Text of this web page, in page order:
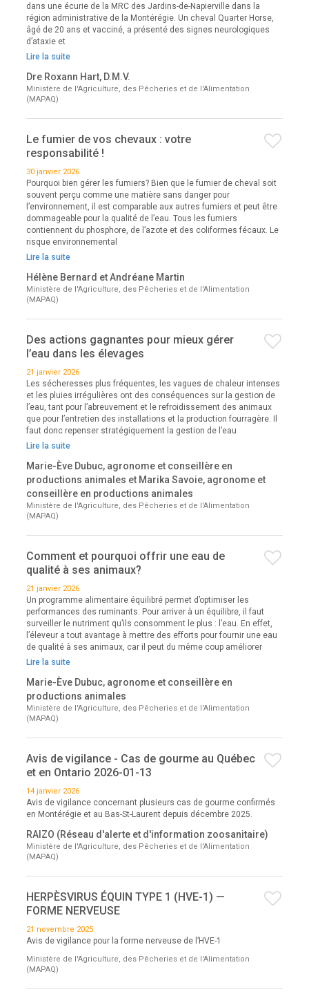
dans une écurie de la MRC des Jardins-de-Napierville dans la
région administrative de la Montérégie. Un cheval Quarter Horse,
âgé de 20 ans et vacciné, a présenté des signes neurologiques
d’ataxie et
Lire la suite
Dre Roxann Hart, D.M.V.
Ministère de l'Agriculture, des Pêcheries et de l'Alimentation
(MAPAQ)
Le fumier de vos chevaux : votre
responsabilité !
30 janvier 2026
Pourquoi bien gérer les fumiers? Bien que le fumier de cheval soit
souvent perçu comme une matière sans danger pour
l’environnement, il est comparable aux autres fumiers et peut être
dommageable pour la qualité de l’eau. Tous les fumiers
contiennent du phosphore, de l’azote et des coliformes fécaux. Le
risque environnemental
Lire la suite
Hélène Bernard et Andréane Martin
Ministère de l'Agriculture, des Pêcheries et de l'Alimentation
(MAPAQ)
Des actions gagnantes pour mieux gérer
l’eau dans les élevages
21 janvier 2026
Les sécheresses plus fréquentes, les vagues de chaleur intenses
et les pluies irrégulières ont des conséquences sur la gestion de
l’eau, tant pour l’abreuvement et le refroidissement des animaux
que pour l’entretien des installations et la production fourragère. Il
faut donc repenser stratégiquement la gestion de l’eau
Lire la suite
Marie-Ève Dubuc, agronome et conseillère en
productions animales et Marika Savoie, agronome et
conseillère en productions animales
Ministère de l'Agriculture, des Pêcheries et de l'Alimentation
(MAPAQ)
Comment et pourquoi offrir une eau de
qualité à ses animaux?
21 janvier 2026
Un programme alimentaire équilibré permet d’optimiser les
performances des ruminants. Pour arriver à un équilibre, il faut
surveiller le nutriment qu’ils consomment le plus : l’eau. En effet,
l’éleveur a tout avantage à mettre des efforts pour fournir une eau
de qualité à ses animaux, car il peut du même coup améliorer
Lire la suite
Marie-Ève Dubuc, agronome et conseillère en
productions animales
Ministère de l'Agriculture, des Pêcheries et de l'Alimentation
(MAPAQ)
Avis de vigilance - Cas de gourme au Québec
et en Ontario 2026-01-13
14 janvier 2026
Avis de vigilance concernant plusieurs cas de gourme confirmés
en Montérégie et au Bas-St-Laurent depuis décembre 2025.
RAIZO (Réseau d'alerte et d'information zoosanitaire)
Ministère de l'Agriculture, des Pêcheries et de l'Alimentation
(MAPAQ)
HERPÈSVIRUS ÉQUIN TYPE 1 (HVE-1) —
FORME NERVEUSE
21 novembre 2025
Avis de vigilance pour la forme nerveuse de l’HVE-1
Ministère de l'Agriculture, des Pêcheries et de l'Alimentation
(MAPAQ)